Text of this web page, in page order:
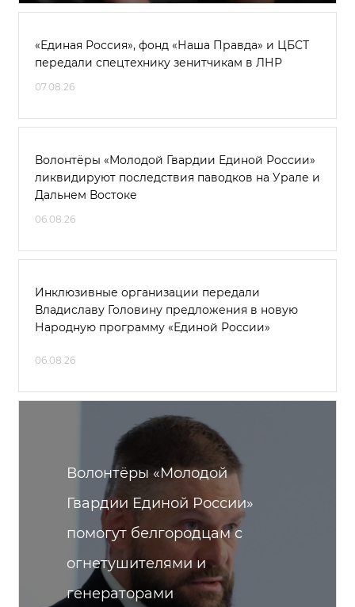
«Единая Россия», фонд «Наша Правда» и ЦБСТ
передали спецтехнику зенитчикам в ЛНР
07.08.26
Волонтёры «Молодой Гвардии Единой России»
ликвидируют последствия паводков на Урале и
Дальнем Востоке
06.08.26
Инклюзивные организации передали
Владиславу Головину предложения в новую
Народную программу «Единой России»
06.08.26
Волонтёры «Молодой
Гвардии Единой России»
помогут белгородцам с
огнетушителями и
генераторами